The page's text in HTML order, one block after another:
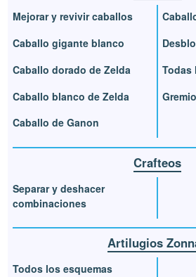
Mejorar y revivir caballos
Caballo gigante blanco
Caballo dorado de Zelda
Caballo blanco de Zelda
Caballo de Ganon
Todas
Crafteos
Separar y deshacer
combinaciones
Artilugios
Todos los esquemas